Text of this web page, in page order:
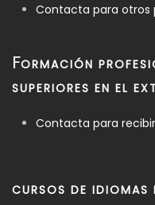
Contacta para otros
FORMACIÓN
SUPERIORES EN EL
Contacta para
CURSOS DE IDIOMAS